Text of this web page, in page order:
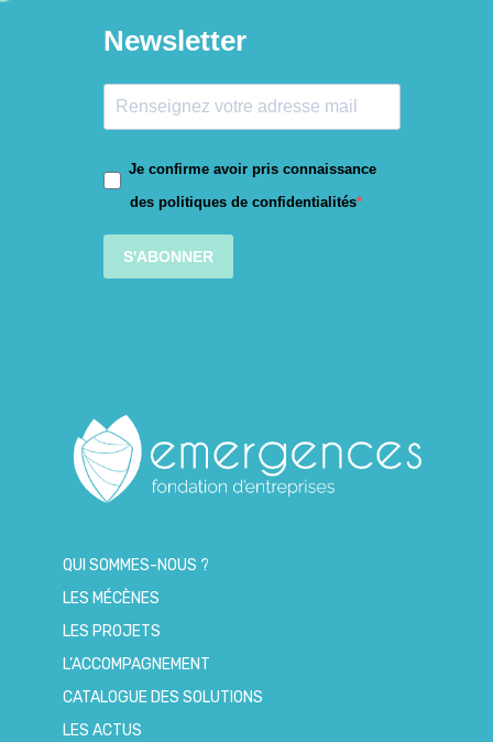
Newsletter
Je confirme avoir pris connaissance
des politiques de confidentialités
S'ABONNER
QUI SOMMES-NOUS ?
LES MÉCÈNES
LES PROJETS
L’ACCOMPAGNEMENT
CATALOGUE DES SOLUTIONS
LES ACTUS